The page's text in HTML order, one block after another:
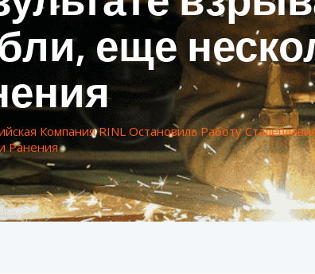
еще
Компания RINL Остановила Работу
Ранения